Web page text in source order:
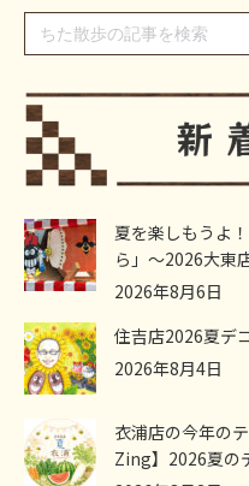
Search
for:
夏を楽しもうよ
ら」～2026大東
2026年8月6日
住吉店2026夏デ
2026年8月4日
衣浦店の今年の
Zing】2026夏の